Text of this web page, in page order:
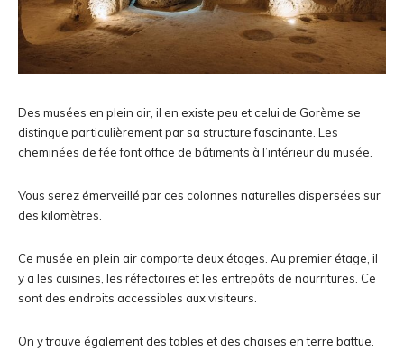
Des musées en plein air, il en existe peu et celui de Gorème se
distingue particulièrement par sa structure fascinante. Les
cheminées de fée font office de bâtiments à l’intérieur du musée.
Vous serez émerveillé par ces colonnes naturelles dispersées sur
des kilomètres.
Ce musée en plein air comporte deux étages. Au premier étage, il
y a les cuisines, les réfectoires et les entrepôts de nourritures. Ce
sont des endroits accessibles aux visiteurs.
On y trouve également des tables et des chaises en terre battue.